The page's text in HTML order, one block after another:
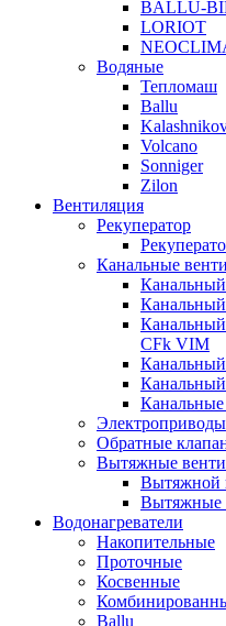
BALLU-
LORIOT
Водяные
Тепломаш
Ballu
Volcano
Sonniger
Zilon
Вентиляция
Рекуператор
Канальные
Канальный
CFk VIM
Электроприводы
Обратные
Вытяжные
Вытяжной
Вытяжные
Водонагреватели
Накопительные
Проточные
Косвенные
Ballu